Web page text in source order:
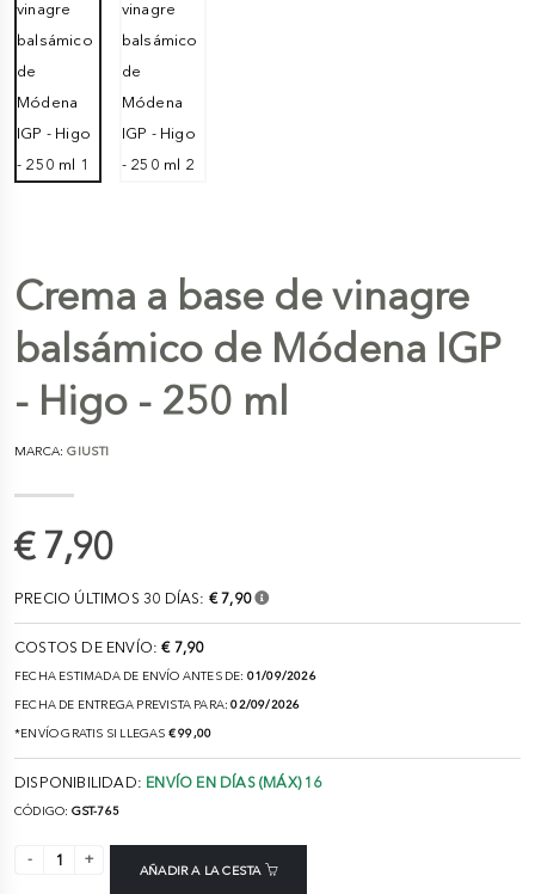
Crema a base de vinagre
balsámico de Módena IGP
- Higo - 250 ml
MARCA:GIUSTI
€ 7,90
PRECIO ÚLTIMOS 30 DÍAS: € 7,90
COSTOS DE ENVÍO:€ 7,90
FECHA ESTIMADA DE ENVÍO ANTES DE: 01/09/2026
FECHA DE ENTREGA PREVISTA PARA:02/09/2026
*ENVÍO GRATIS SI LLEGAS € 99,00
DISPONIBILIDAD: ENVÍO EN DÍAS (MÁX) 16
CÓDIGO: GST-765
AÑADIR A LA CESTA